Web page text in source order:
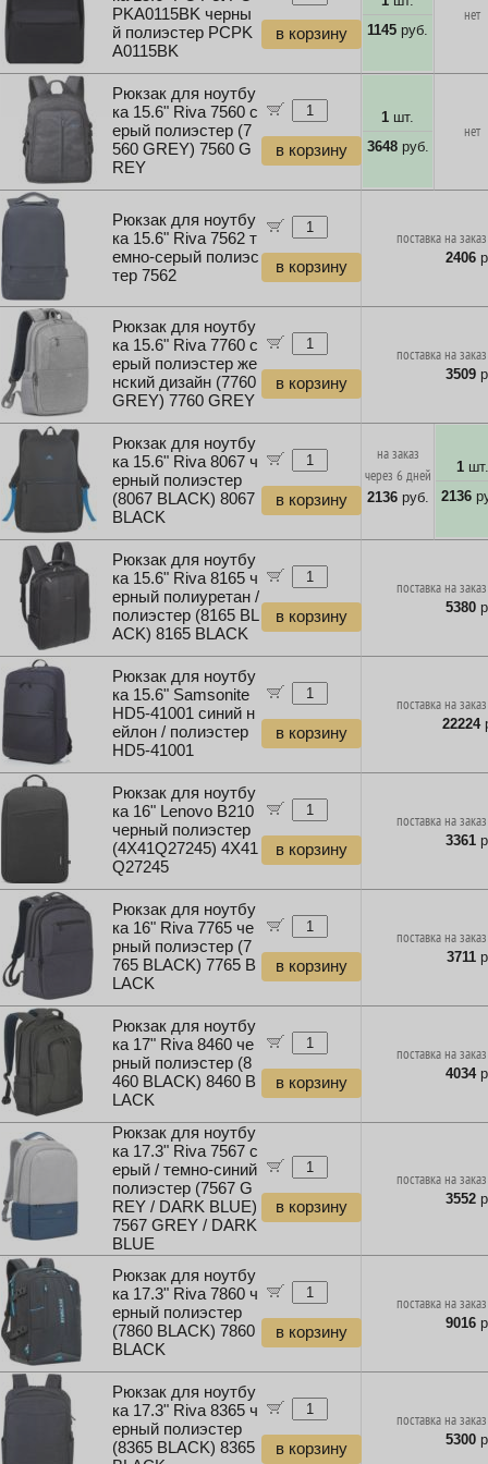
PKA0115BK черны
й полиэстер PCPK
A0115BK
в корзину
1145 руб.
нет
Рюкзак для ноутбу
ка 15.6" Riva 7560 с
ерый полиэстер (7
560 GREY) 7560 G
REY
в корзину
1 шт.
3648руб.
нет
Рюкзак для ноутбу
ка 15.6" Riva 7562 т
емно-серый полиэс
тер 7562
в корзину
поставка на
2406
Рюкзак для ноутбу
ка 15.6" Riva 7760 с
ерый полиэстер же
нский дизайн (7760
GREY) 7760 GREY
в корзину
поставка на
3509
Рюкзак для ноутбу
ка 15.6" Riva 8067 ч
ерный полиэстер
(8067 BLACK) 8067
BLACK
в корзину
на заказ
через 6 дней
2136руб.
1шт.
2136
Рюкзак для ноутбу
ка 15.6" Riva 8165 ч
ерный полиуретан /
полиэстер (8165 BL
ACK) 8165 BLACK
в корзину
поставка на
5380
Рюкзак для ноутбу
ка 15.6" Samsonite
HD5-41001 синий н
ейлон / полиэстер
HD5-41001
в корзину
поставка на
22224
Рюкзак для ноутбу
ка 16" Lenovo B210
черный полиэстер
(4X41Q27245) 4X41
Q27245
в корзину
поставка на
3361
Рюкзак для ноутбу
ка 16" Riva 7765 че
рный полиэстер (7
765 BLACK) 7765 B
LACK
в корзину
поставка на
3711
Рюкзак для ноутбу
ка 17" Riva 8460 че
рный полиэстер (8
460 BLACK) 8460 B
LACK
в корзину
поставка на
4034
Рюкзак для ноутбу
ка 17.3" Riva 7567 с
ерый / темно-синий
полиэстер (7567 G
REY / DARK BLUE)
7567 GREY / DARK
BLUE
в корзину
поставка на
3552
Рюкзак для ноутбу
ка 17.3" Riva 7860 ч
ерный полиэстер
(7860 BLACK) 7860
BLACK
в корзину
поставка на
9016
Рюкзак для ноутбу
ка 17.3" Riva 8365 ч
ерный полиэстер
(8365 BLACK) 8365
в корзину
поставка на
5300